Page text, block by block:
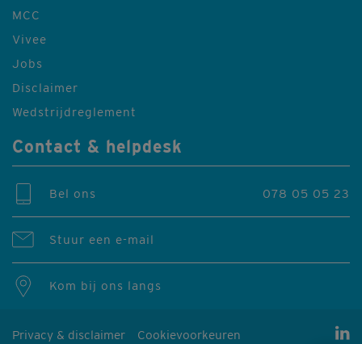
MCC
Vivee
Jobs
Disclaimer
Wedstrijdreglement
Contact & helpdesk
Bel ons 078 05 05 23
Stuur een e-mail
Kom bij ons langs
Privacy & disclaimer Cookievoorkeuren